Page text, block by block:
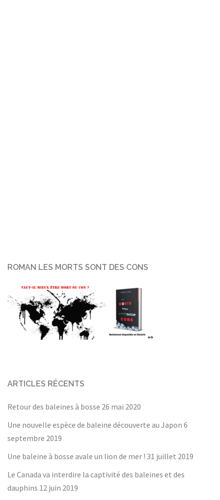
ROMAN LES MORTS SONT DES CONS
ARTICLES RÉCENTS
Retour des baleines à bosse 26 mai 2020
Une nouvelle espèce de baleine découverte au Japon 6
septembre 2019
Une baleine à bosse avale un lion de mer ! 31 juillet 2019
Le Canada va interdire la captivité des baleines et des
dauphins 12 juin 2019